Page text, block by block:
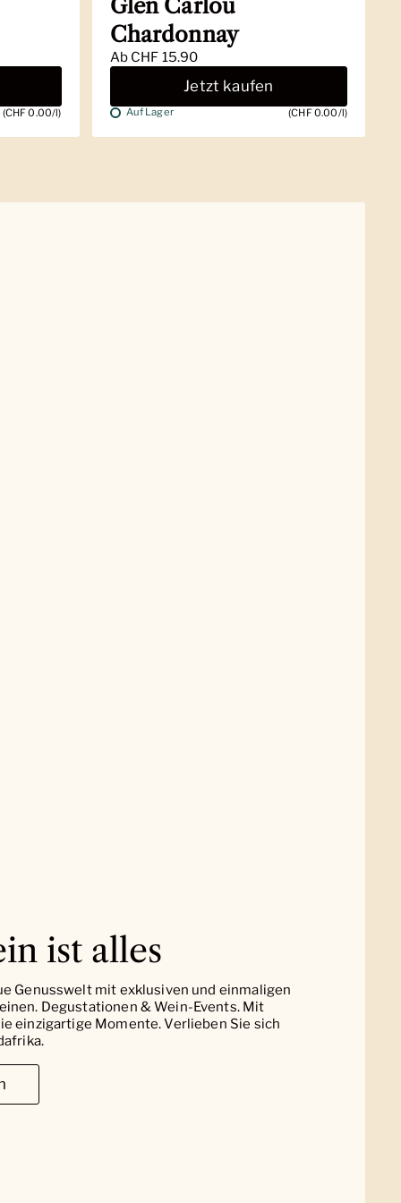
(CHF 0.00/l)
Glen Carlou
Chardonnay
Ab CHF 15.90
Jetzt kaufen
Auf Lager (CHF 0.00/l)
ist alles
Genusswelt mit exklusiven und einmaligen
Degustationen & Wein-Events. Mit
einzigartige Momente. Verlieben Sie sich